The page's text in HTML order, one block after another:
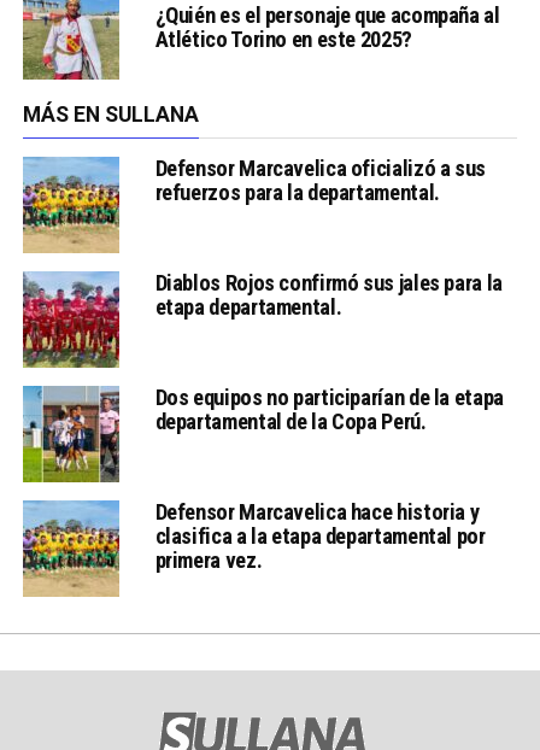
¿Quién es el personaje que acompaña al
Atlético Torino en este 2025?
MÁS EN SULLANA
Defensor Marcavelica oficializó a sus
refuerzos para la departamental.
Diablos Rojos confirmó sus jales para la
etapa departamental.
Dos equipos no participarían de la etapa
departamental de la Copa Perú.
Defensor Marcavelica hace historia y
clasifica a la etapa departamental por
primera vez.